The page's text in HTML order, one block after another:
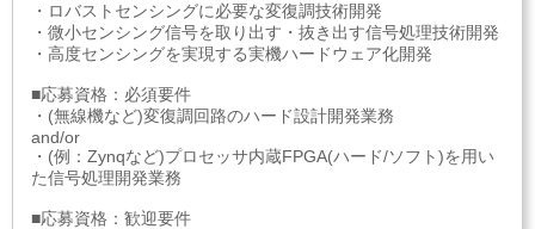
・ロバストセンシングに必要な変復調技術開発
・微小センシング信号を取り出す・抜き出す信号処理技術開発
・高度センシングを実現する実機ハードウェア化開発
■応募資格：必須要件
・(無線機など)変復調回路のハード設計開発業務
and/or
・(例：Zynqなど)プロセッサ内蔵FPGA(ハード/ソフト)を用い
た信号処理開発業務
■応募資格：歓迎要件